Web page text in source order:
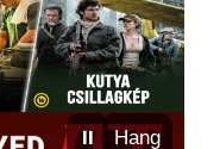
⏸ Hang